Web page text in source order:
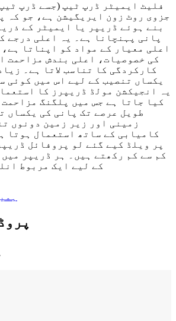
فلیٹ ایمیٹر ڈرپ ٹیپ (جسے ڈرپ
جزوی روٹ زون ایریگیشن ہے، جو کہ
بنے ہوئے ڈریپر یا ایمیٹر کے
پانی پہنچانا ہے۔ یہ اعلی درجے
اعلی معیار کے مواد کو اپناتا
کی خصوصیات، اعلی بندش مزاحمت
کارکردگی کا تناسب لاتا ہے۔
یکساں تنصیب کے لیے اس میں کوئی
یہ انجیکشن مولڈ ڈریپرز کا
کیا جاتا ہے جس میں پلگنگ مزاحمت
طویل عرصے تک پانی کی یکساں
زمینی اور زیر زمین دونوں
کامیابی کے ساتھ استعمال ہوتا
پر ویلڈ کیے گئے لو پروفائل
کم سے کم رکھتے ہیں۔ ہر ڈریپر
کے لیے ایک مربوط